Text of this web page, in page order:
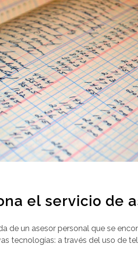
el servicio de
de un asesor personal que se
tecnologías: a través del uso de